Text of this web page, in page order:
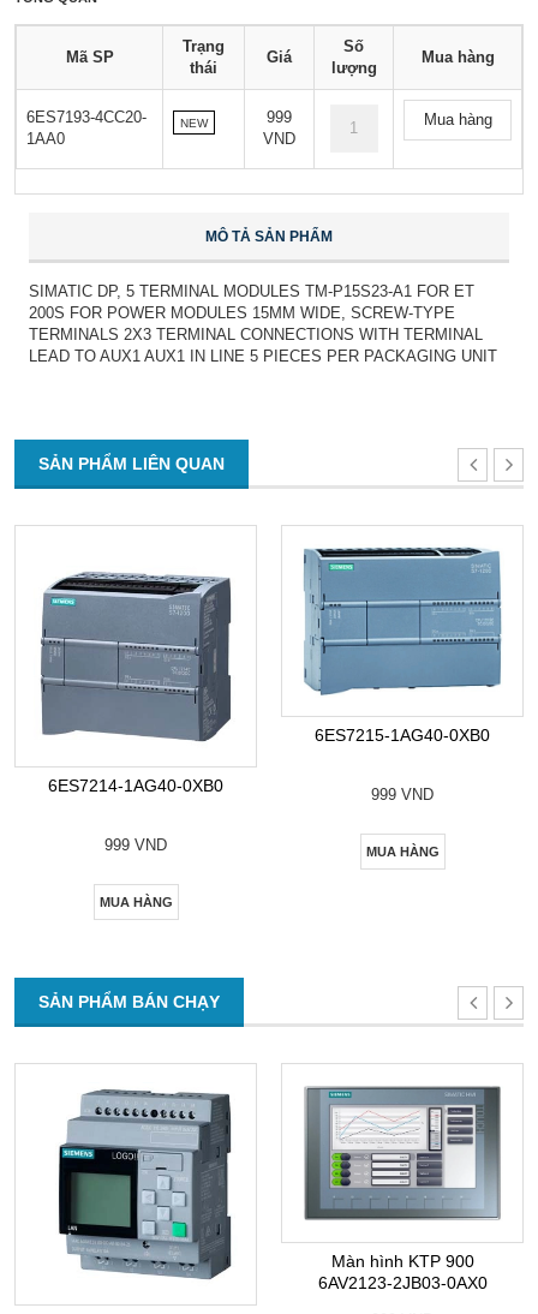
Mã SP
Trạng
thái
Giá
Số
lượng
Mua hàng
6ES7193-4CC20-
1AA0
NEW
999
VND
Mua hàng
MÔ TẢ SẢN PHẨM
SIMATIC DP, 5 TERMINAL MODULES TM-P15S23-A1 FOR ET
200S FOR POWER MODULES 15MM WIDE, SCREW-TYPE
TERMINALS 2X3 TERMINAL CONNECTIONS WITH TERMINAL
LEAD TO AUX1 AUX1 IN LINE 5 PIECES PER PACKAGING UNIT
SẢN PHẨM LIÊN QUAN
6ES7214-1AG40-0XB0
999 VND
MUA HÀNG
6ES7215-1AG40-0XB0
999 VND
MUA HÀNG
SẢN PHẨM BÁN CHẠY
Màn hình KTP 900
6AV2123-2JB03-0AX0